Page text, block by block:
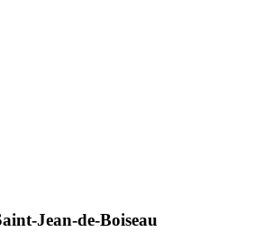
Jean-de-Boiseau